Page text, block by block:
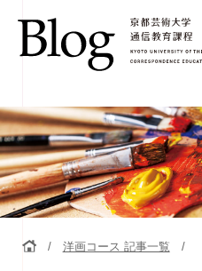
洋画コース 記事一覧